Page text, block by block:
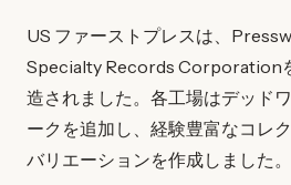
US ファーストプレスは、
Specialty Records Corporation
造されました。各工場はデッド
ークを追加し、経験豊富なコレ
バリエーションを作成しました。